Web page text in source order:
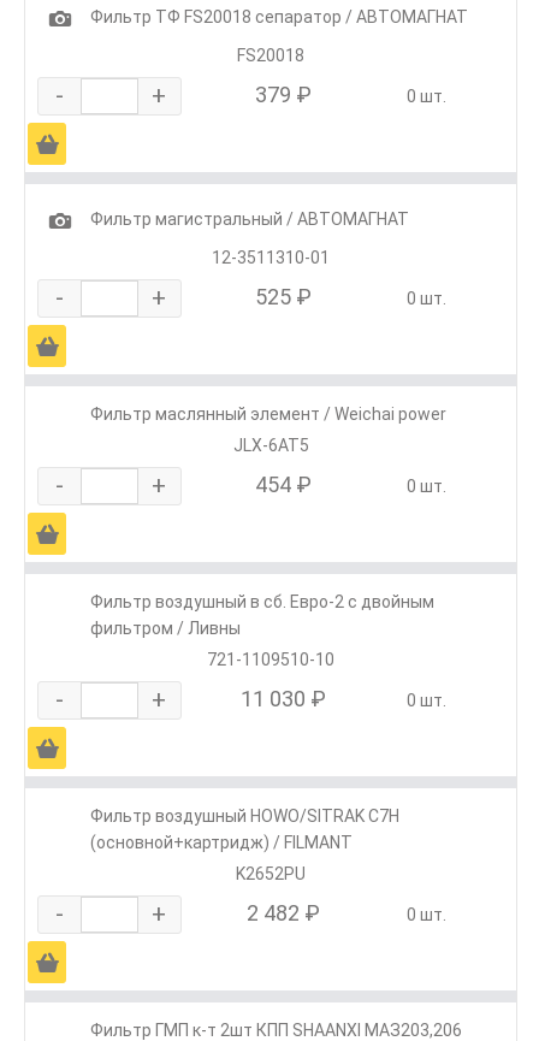
1
Фильтр ТФ FS20018 сепаратор / АВТОМАГНАТ
FS20018
- + 379 ₽ 0 шт.
Ä
1
Фильтр магистральный / АВТОМАГНАТ
12-3511310-01
- + 525 ₽ 0 шт.
Ä
Фильтр маслянный элемент / Weichai power
JLX-6AT5
- + 454 ₽ 0 шт.
Ä
Фильтр воздушный в сб. Евро-2 с двойным
фильтром / Ливны
721-1109510-10
- + 11 030 ₽ 0 шт.
Ä
Фильтр воздушный HOWO/SITRAK C7H
(основной+картридж) / FILMANT
K2652PU
- + 2 482 ₽ 0 шт.
Ä
Фильтр ГМП к-т 2шт КПП SHAANXI МАЗ203,206